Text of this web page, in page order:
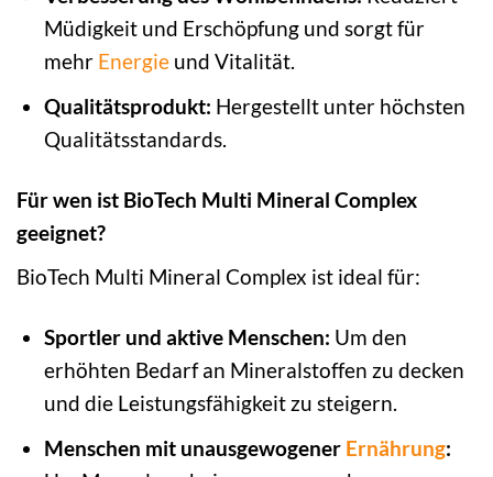
Müdigkeit und Erschöpfung und sorgt für
mehr Energieund Vitalität.
Qualitätsprodukt: Hergestellt unter höchsten
Qualitätsstandards.
Für wen ist BioTech Multi Mineral Complex
geeignet?
BioTech Multi Mineral Complex ist ideal für:
Sportler und aktive Menschen: Um den
erhöhten Bedarf an Mineralstoffen zu decken
und die Leistungsfähigkeit zu steigern.
Menschen mit unausgewogener Ernährung: